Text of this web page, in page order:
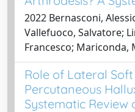
2022 Bernasconi,
Vallefuoco, Salvatore;
Francesco; Mariconda,
Role of Lateral Soft
Percutaneous
Systematic